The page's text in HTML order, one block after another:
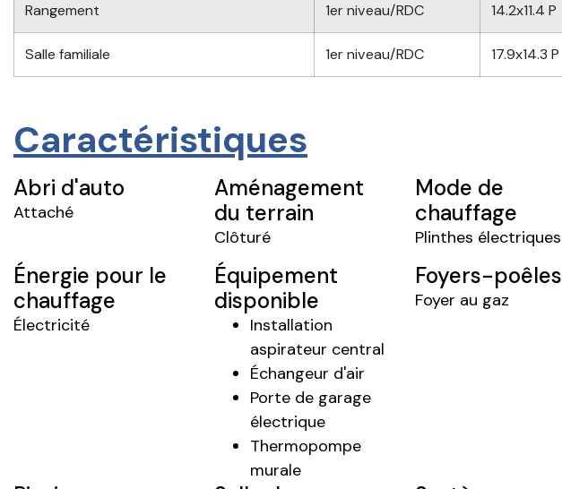
Rangement 1er niveau/RDC 14.2x11.4 P
Salle familiale 1er niveau/RDC 17.9x14.3 P
Caractéristiques
Abri d'auto
Attaché
Aménagement
du terrain
Clôturé
Mode de
chauffage
Plinthes électriques
Énergie pour le
chauffage
Électricité
Équipement
disponible
Installation
aspirateur central
Échangeur d'air
Porte de garage
électrique
Thermopompe
murale
Foyers-poêles
Foyer au gaz